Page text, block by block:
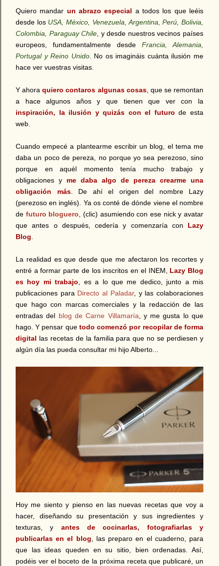
Quiero mandar un abrazo especial a todos los que leéis
desde los USA, México, Venezuela, Argentina, Perú, Bolivia,
Colombia, Paraguay Chile , y desde nuestros vecinos países
europeos, fundamentalmente desde Francia, Alemania,
Portugal y Reino Unido. No os imagináis cuánta ilusión me
hace ver vuestras visitas.
Y ahoraquiero contaros algunas cosas, que se remontan
a hace algunos años y que tienen que ver con la
inspiración, la ilusión y quizás con el futuro de esta
web.
Cuando empecé a plantearme escribir un blog, el tema me
daba un poco de pereza, no porque yo sea perezoso, sino
porque en aquél momento tenía mucho trabajo y
obligaciones y me daba algo de pereza crearme una
obligación más. De ahí el origen del nombre Lazy
(perezoso en inglés). Ya os conté de dónde viene el nombre
de futuro bloguero , (clic) asumiendo con ese nick y avatar
que antes o después, cedería y comenzaría con Lazy
Blog
La realidad es que desde que me afectaron los recortes y
entré a formar parte de los inscritos en el INEM, Lazy Blog
es hoy mi trabajo , es a lo que me dedico, junto a mis
publicaciones para Directo al Paladar, y las colaboraciones
que hago con marcas comerciales y la redacción de las
entradas del blog de Carne Villamaría , y me gusta lo que
hago.Y pensar que todo comenzó por recopilar de forma
digital las recetas de la familia para que no se perdiesen y
algún día las pueda consultar mi hijo Alberto...
Hoy me siento y pienso en las nuevas recetas que voy a
hacer, diseñando su presentación y sus ingredientes y
texturas, y antes de cocinarlas, fotografiarlas y
publicarlas en el blog, las preparo en el cuaderno, para
que las ideas queden en su sitio, bien ordenadas. Así,
podéis ver el boceto de la próxima receta que publicaré, un